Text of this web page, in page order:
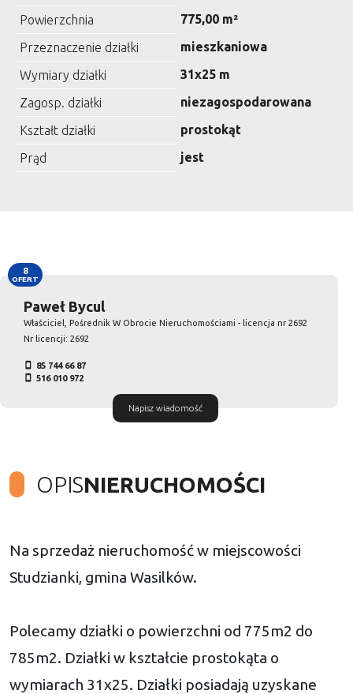
Powierzchnia
775,00 m²
Przeznaczenie działki
mieszkaniowa
Wymiary działki
31x25 m
Zagosp. działki
niezagospodarowana
Kształt działki
prostokąt
Prąd
jest
Paweł Bycul
Właściciel, Pośrednik W Obrocie Nieruchomościami - licencja nr 2692
Nr licencji: 2692
85 744 66 87
516 010 972
Napisz wiadomość
8
OFERT
OPISNIERUCHOMOŚCI
Na sprzedaż nieruchomość w miejscowości
Studzianki, gmina Wasilków.
Polecamy działki o powierzchni od 775m2 do
785m2. Działki w kształcie prostokąta o
wymiarach 31x25. Działki posiadają uzyskane